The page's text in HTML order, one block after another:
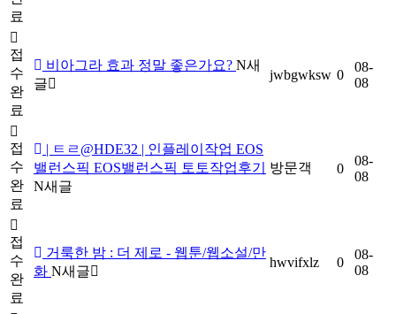
료
접
수
완
료
비아그라 효과 정말 좋은가요? N새
글
jwbgwksw 0
08-
08
접
수
완
료
| ㅌㄹ@HDE32 | 인플레이작업 EOS
밸런스픽 EOS밸런스픽 토토작업후기
N새글
방문객 0
08-
08
접
수
완
료
거룩한 밤 : 더 제로 - 웹툰/웹소설/만
화 N새글
hwvifxlz 0
08-
08